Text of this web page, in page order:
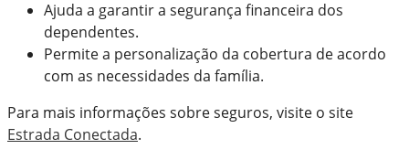
Ajuda a garantir a segurança financeira dos
dependentes.
Permite a personalização da cobertura de acordo
com as necessidades da família.
Para mais informações sobre seguros, visite o site
Estrada Conectada.